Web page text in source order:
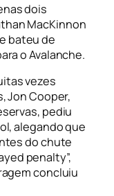
dois
MacKinnon
bateu de
o Avalanche.
vezes
Jon Cooper,
pediu
alegando que
do chute
penalty”,
concluiu